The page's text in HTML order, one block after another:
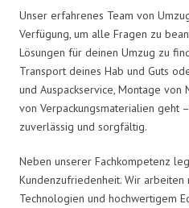
Unser erfahrenes Team von
Verfügung, um alle Fragen zu
Lösungen für deinen Umzug zu
Transport deines Hab und Guts
und Auspackservice, Montage
von Verpackungsmaterialien geht
zuverlässig und sorgfältig.
Neben unserer Fachkompetenz
Kundenzufriedenheit. Wir arbeiten
Technologien und hochwertigem